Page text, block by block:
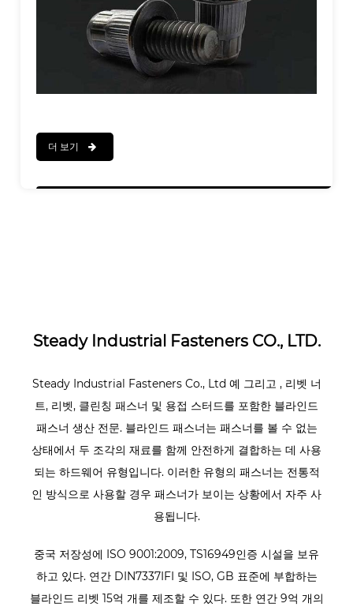
더 보기
Steady Industrial Fasteners CO., LTD.
Steady Industrial Fasteners Co., Ltd 예 그리고 , 리벳 너
트, 리벳, 클린칭 패스너 및 용접 스터드를 포함한 블라인드
패스너 생산 전문. 블라인드 패스너는 패스너를 볼 수 없는
상태에서 두 조각의 재료를 함께 안전하게 결합하는 데 사용
되는 하드웨어 유형입니다. 이러한 유형의 패스너는 전통적
인 방식으로 사용할 경우 패스너가 보이는 상황에서 자주 사
용됩니다.
중국 저장성에 ISO 9001:2009, TS16949인증 시설을 보유
하고 있다. 연간 DIN7337IFI 및 ISO, GB 표준에 부합하는
블라인드 리벳 15억 개를 제조할 수 있다. 또한 연간 9억 개의